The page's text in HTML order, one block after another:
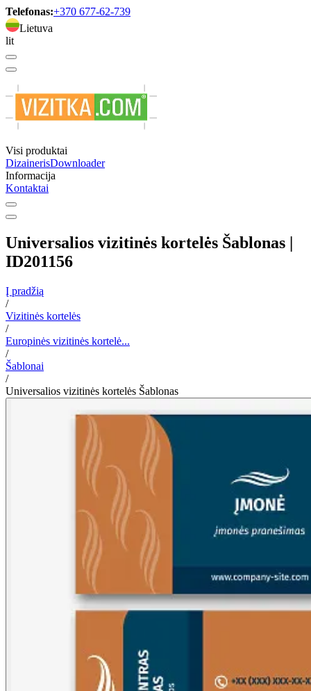
Telefonas:+370 677-62-739
Lietuva
lit
Visi produktai
DizainerisDownloader
Informacija
Kontaktai
Universalios vizitinės kortelės Šablonas |
ID201156
Į pradžią
/
Vizitinės kortelės
/
Europinės vizitinės kortelė...
/
Šablonai
/
Universalios vizitinės kortelės Šablonas